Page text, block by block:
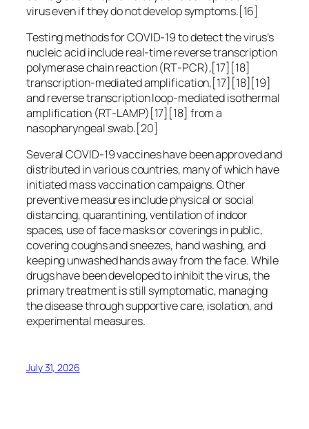
virus even if they do not develop symptoms.[16]
Testing methods for COVID-19 to detect the virus’s
nucleic acid include real-time reverse transcription
polymerase chain reaction (RT‑PCR),[17][18]
transcription-mediated amplification,[17][18][19]
and reverse transcription loop-mediated isothermal
amplification (RT‑LAMP)[17][18] from a
nasopharyngeal swab.[20]
Several COVID-19 vaccines have been approved and
distributed in various countries, many of which have
initiated mass vaccination campaigns. Other
preventive measures include physical or social
distancing, quarantining, ventilation of indoor
spaces, use of face masks or coverings in public,
covering coughs and sneezes, hand washing, and
keeping unwashed hands away from the face. While
drugs have been developed to inhibit the virus, the
primary treatment is still symptomatic, managing
the disease through supportive care, isolation, and
experimental measures.
July 31, 2026